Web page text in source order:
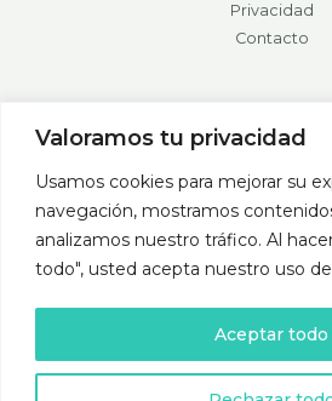
Valoramos tu privacidad
Usamos cookies para mejorar su
navegación, mostramos
analizamos nuestro tráfico. Al
todo", usted acepta nuestro uso
Aceptar todo
Privacidad
Contacto
Diseño web en Zaragozapor